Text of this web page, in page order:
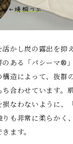
かし炭の露出を抑
のある「パシーマ®
造によって、抜群
ち合わせています。
なわないように、
も非常に柔らかく
きます。